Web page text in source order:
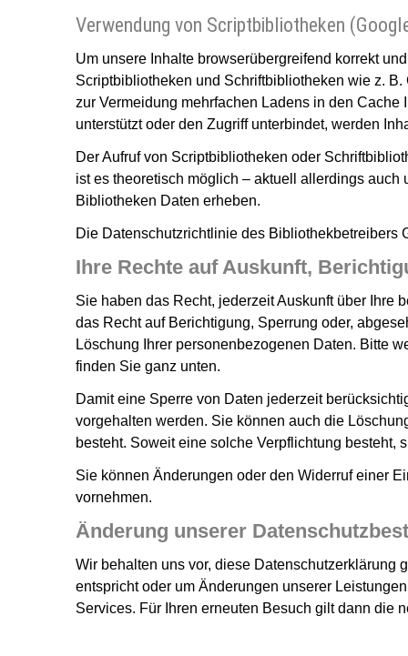
Verwendung von Scriptbibliotheken
Um unsere Inhalte browserübergreifend korrekt
Scriptbibliotheken und Schriftbibliotheken wie z. B.
zur Vermeidung mehrfachen Ladens in den
unterstützt oder den Zugriff unterbindet, werden
Der Aufruf von Scriptbibliotheken oder
ist es theoretisch möglich – aktuell allerdings
Bibliotheken Daten erheben.
Die Datenschutzrichtlinie des Bibliothekbetreibers
Ihre Rechte auf Auskunft,
Sie haben das Recht, jederzeit Auskunft über Ihre
das Recht auf Berichtigung, Sperrung oder,
Löschung Ihrer personenbezogenen Daten. Bitte
finden Sie ganz unten.
Damit eine Sperre von Daten jederzeit
vorgehalten werden. Sie können auch die
besteht. Soweit eine solche Verpflichtung besteht,
Sie können Änderungen oder den Widerruf einer
vornehmen.
Änderung unserer
Wir behalten uns vor, diese Datenschutzerklärung
entspricht oder um Änderungen unserer
Services. Für Ihren erneuten Besuch gilt dann die